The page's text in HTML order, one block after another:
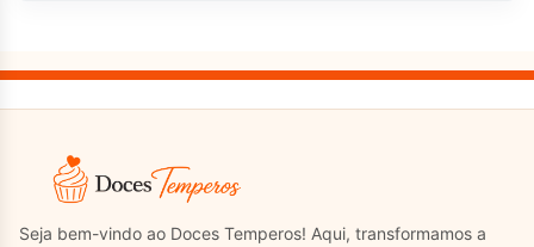
Seja bem-vindo ao Doces Temperos! Aqui, transformamos a